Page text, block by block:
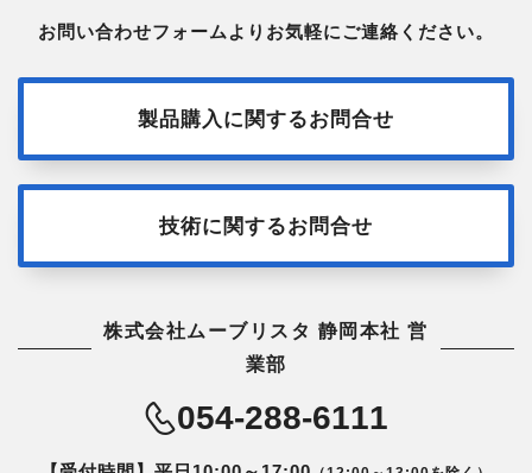
お問い合わせフォームよりお気軽にご連絡ください。
製品購入に関するお問合せ
技術に関するお問合せ
株式会社ムーブリスタ 静岡本社 営
業部
054-288-6111